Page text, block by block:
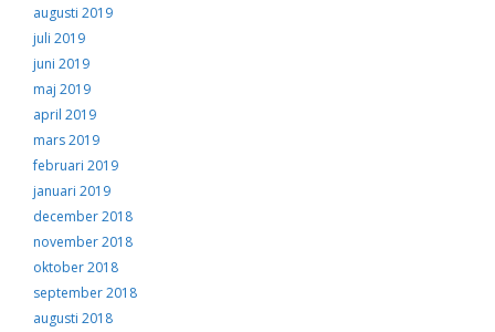
augusti 2019
juli 2019
juni 2019
maj 2019
april 2019
mars 2019
februari 2019
januari 2019
december 2018
november 2018
oktober 2018
september 2018
augusti 2018